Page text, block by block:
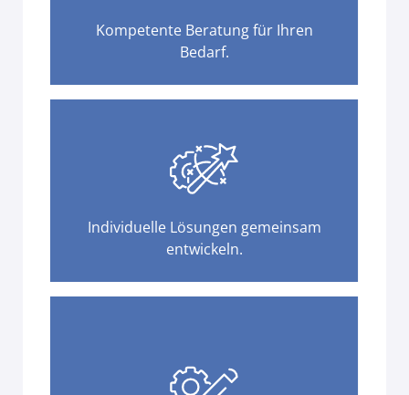
Kompetente Beratung für Ihren
Bedarf.
Individuelle Lösungen gemeinsam
entwickeln.